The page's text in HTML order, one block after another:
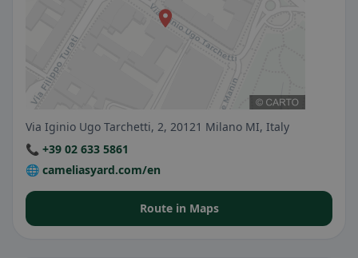
Via Iginio Ugo Tarchetti, 2, 20121 Milano MI, Italy
📞 +39 02 633 5861
🌐 cameliasyard.com/en
Route in Maps